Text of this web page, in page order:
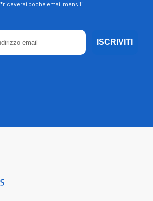
*riceverai poche email mensili
ISCRIVITI